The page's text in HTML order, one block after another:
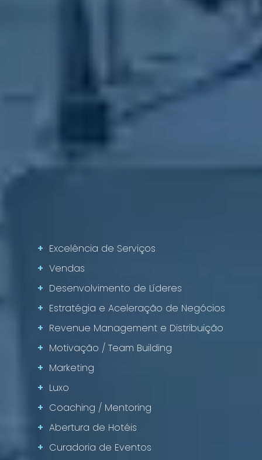
+ Excelência de Serviços
+ Vendas
+ Desenvolvimento de Líderes
+ Estratégia e Aceleração de Negócios
+ Revenue Management e Distribuição
+ Motivação / Team Building
+ Marketing
+ Luxo
+ Coaching / Mentoring
+ Abertura de Hotéis
+ Curadoria de Eventos